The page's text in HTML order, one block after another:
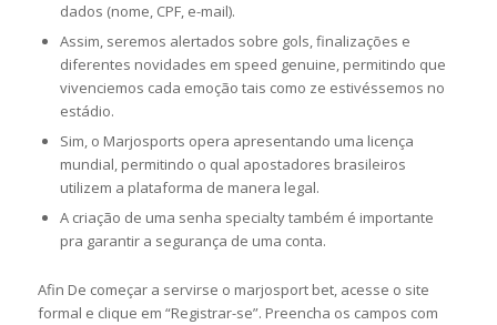
dados (nome, CPF, e-mail).
Assim, seremos alertados sobre gols, finalizações e
diferentes novidades em speed genuine, permitindo que
vivenciemos cada emoção tais como ze estivéssemos no
estádio.
Sim, o Marjosports opera apresentando uma licença
mundial, permitindo o qual apostadores brasileiros
utilizem a plataforma de manera legal.
A criação de uma senha specialty também é importante
pra garantir a segurança de uma conta.
Afin De começar a servirse o marjosport bet, acesse o site
formal e clique em “Registrar-se”. Preencha os campos com